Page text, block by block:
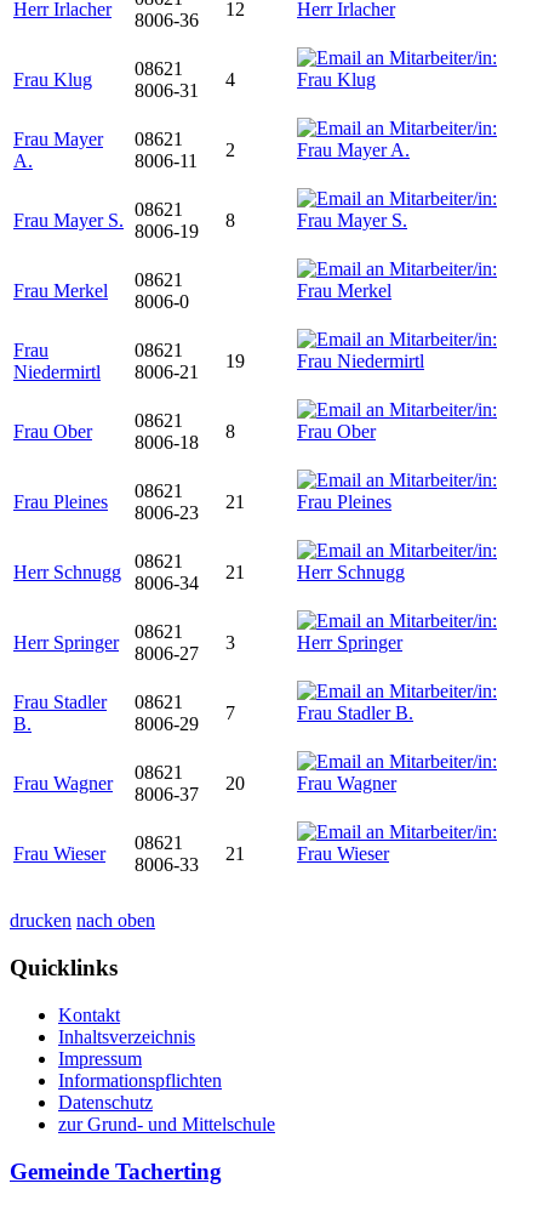
Herr Irlacher
8006-36
12
Frau Klug
08621
8006-31
4
Frau Mayer
A.
08621
8006-11
2
Frau Mayer S.
08621
8006-19
8
Frau Merkel
08621
8006-0
Frau
Niedermirtl
08621
8006-21
19
Frau Ober
08621
8006-18
8
Frau Pleines
08621
8006-23
21
Herr Schnugg
08621
8006-34
21
Herr Springer
08621
8006-27
3
Frau Stadler
B.
08621
8006-29
7
Frau Wagner
08621
8006-37
20
Frau Wieser
08621
8006-33
21
drucken nach oben
Quicklinks
Kontakt
Inhaltsverzeichnis
Impressum
Informationspflichten
Datenschutz
zur Grund- und Mittelschule
Gemeinde Tacherting